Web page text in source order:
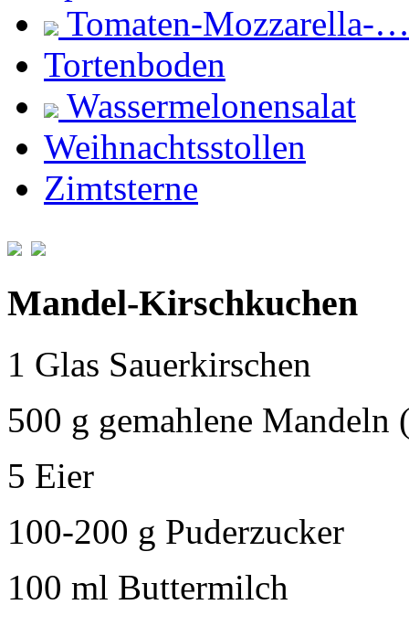
Tomaten-Mozzarella-
Tortenboden
Wassermelonensalat
Weihnachtsstollen
Zimtsterne
Mandel-Kirschkuchen
1 Glas Sauerkirschen
500 g gemahlene Mandeln
5 Eier
100-200 g Puderzucker
100 ml Buttermilch